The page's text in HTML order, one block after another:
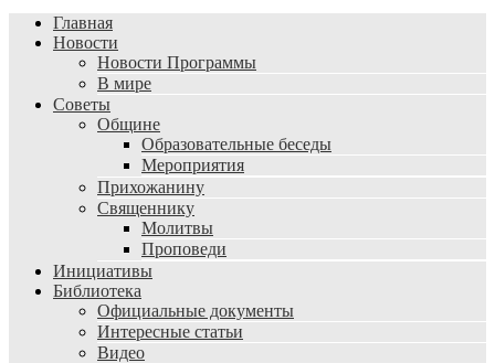
Главная
Новости
Новости Программы
В мире
Советы
Общине
Образовательные беседы
Мероприятия
Прихожанину
Священнику
Молитвы
Проповеди
Инициативы
Библиотека
Официальные документы
Интересные статьи
Видео